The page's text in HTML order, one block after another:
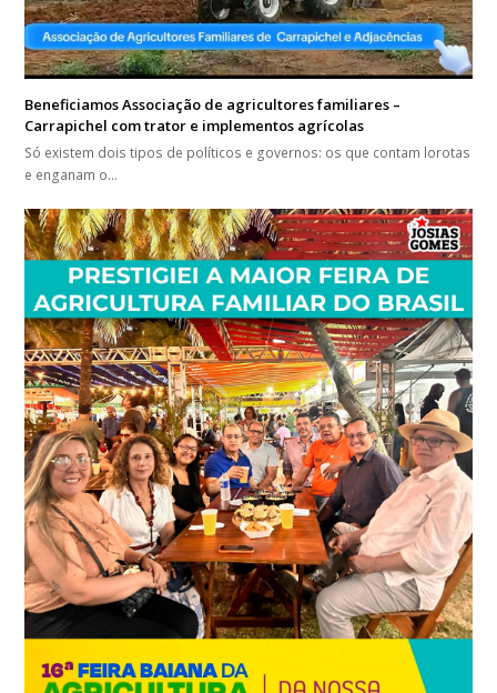
Beneficiamos Associação de agricultores familiares –
Carrapichel com trator e implementos agrícolas
Só existem dois tipos de políticos e governos: os que contam lorotas
e enganam o…